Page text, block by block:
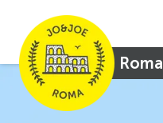
Roma